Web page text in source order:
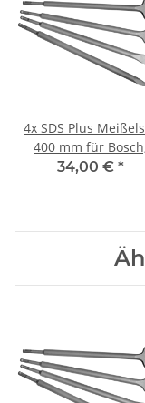
4x SDS Plus
400 mm für
Makita, Dewalt,
34,00 € *